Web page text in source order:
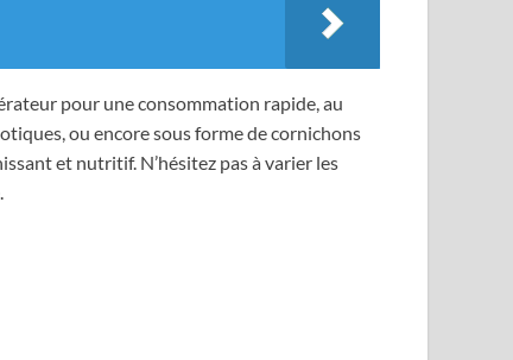
pour une consommation rapide, au
ou encore sous forme de cornichons
et nutritif. N’hésitez pas à varier les